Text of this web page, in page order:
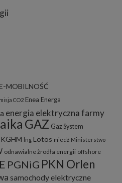
MOBILNOŚĆ
CO2 Enea Energa
energia elektrycznafarmy
GAZ Gaz System
KGHM lng Lotos miedź Ministerstwo
odnawialne żrodła energii offshore
PGNiG PKN Orlen
samochody elektryczne